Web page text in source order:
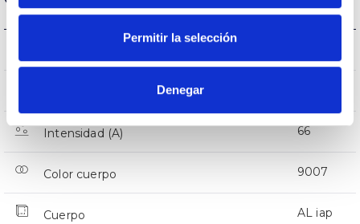
Permitir la selección
Denegar
IP Índice de estanqueidad
Intensidad (A) 66
Color cuerpo 9007
Cuerpo AL iap